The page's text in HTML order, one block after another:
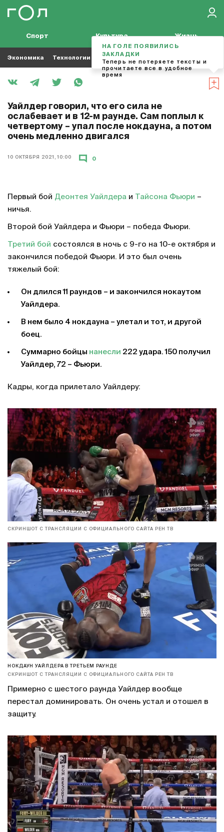
Спорт Культура Жизнь
Экономика Технологии Кино Футбол
Уайлдер говорил, что его сила не
ослабевает и в 12-м раунде. Сам поплыл к
четвертому – упал после нокдауна, а потом
очень медленно двигался
10 ОКТЯБРЯ 2021, 10:00 0
Первый бой Деонтея Уайлдера и Тайсона Фьюри –
ничья.
Второй бой Уайлдера и Фьюри – победа Фьюри.
Третий бой состоялся в ночь с 9-го на 10-е октября и
закончился победой Фьюри. И это был очень
тяжелый бой:
Он длился 11 раундов – и закончился нокаутом
Уайлдера.
В нем было 4 нокдауна – улетал и тот, и другой
боец.
Суммарно бойцы нанесли 222 удара. 150 получил
Уайлдер, 72 – Фьюри.
Кадры, когда прилетало Уайлдеру:
СКРИНШОТ С ТРАНСЛЯЦИИ С ОФИЦИАЛЬНОГО САЙТА РЕН ТВ
НОКДАУН УАЙЛДЕРА В ТРЕТЬЕМ РАУНДЕ
СКРИНШОТ С ТРАНСЛЯЦИИ С ОФИЦИАЛЬНОГО САЙТА РЕН ТВ
Примерно с шестого раунда Уайлдер вообще
перестал доминировать. Он очень устал и отошел в
защиту.
НА ГОЛЕ ПОЯВИЛИСЬ
ЗАКЛАДКИ
Теперь не потеряете тексты и
прочитаете все в удобное
время